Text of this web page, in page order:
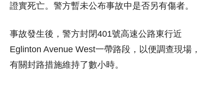
證實死亡。警方暫未公布事故中是否另有傷者。
事故發生後，警方封閉401號高速公路東行近
Eglinton Avenue West一帶路段，以便調查現場，
有關封路措施維持了數小時。